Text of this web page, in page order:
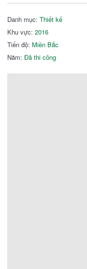
Danh mục: Thiết kế
Khu vực: 2016
Tiến độ: Miền Bắc
Năm: Đã thi công